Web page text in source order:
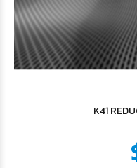
K41
$1.39995